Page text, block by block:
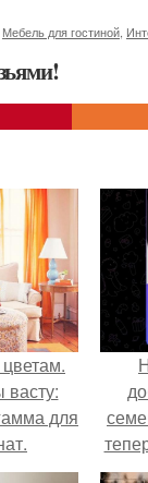
Мебель для гостиной
васту:
для